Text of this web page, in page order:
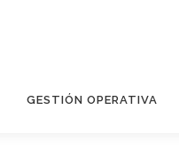
GESTIÓN OPERATIVA